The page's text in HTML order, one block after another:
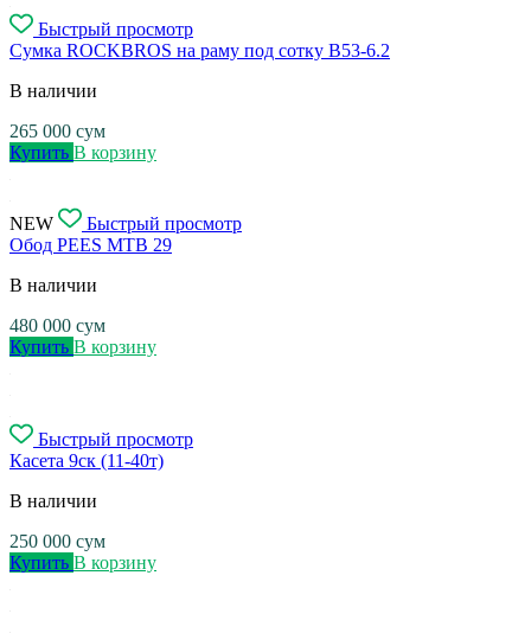
Быстрый просмотр
Сумка ROCKBROS на раму под сотку B53-6.2
В наличии
265 000 сум
Купить В корзину
NEW
Быстрый просмотр
Обод PEES MTB 29
В наличии
480 000 сум
Купить В корзину
Быстрый просмотр
Касета 9ск (11-40т)
В наличии
250 000 сум
Купить В корзину